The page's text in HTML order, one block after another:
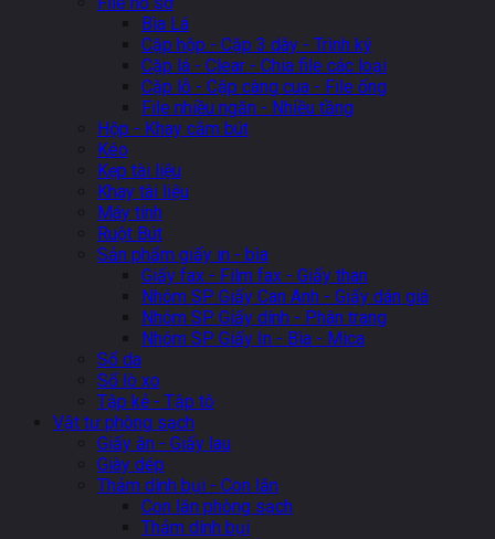
Bìa Lá
Cặp hộp - Cặp 3 dây - Trình ký
Cặp lá - Clear - Chia file các loại
Cặp lỗ - Cặp càng cua - File ống
File nhiều ngăn - Nhiều tầng
Hộp - Khay cắm bút
Kéo
Kẹp tài liệu
Khay tài liệu
Máy tính
Ruột Bút
Sản phẩm giấy in - bìa
Giấy fax - Film fax - Giấy than
Nhóm SP Giấy Can Anh - Giấy dán giá
Nhóm SP Giấy dính - Phân trang
Nhóm SP Giấy In - Bìa - Mica
Sổ da
Sổ lò xo
Tập kẻ - Tập tô
Vật tư phòng sạch
Giấy ăn - Giấy lau
Giày dép
Thảm dính bụi - Con lăn
Con lăn phòng sạch
Thảm dính bụi